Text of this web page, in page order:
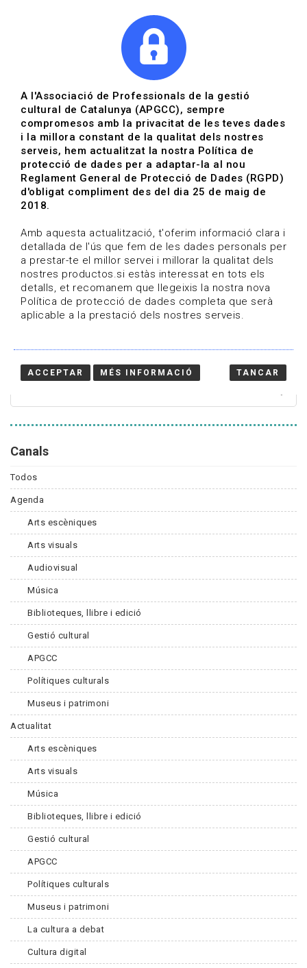
Actualitza't
Vols estar al dia?
HOME / BLOG
Estigues al dia
Convocatòries, activitats i notícies del sector de la
cultura.
Canals
Todos
Agenda
Arts escèniques
Arts visuals
Audiovisual
Música
Biblioteques, llibre i edició
Gestió cultural
APGCC
Polítiques culturals
Museus i patrimoni
Actualitat
Arts escèniques
Arts visuals
Música
Biblioteques, llibre i edició
Gestió cultural
APGCC
Polítiques culturals
Museus i patrimoni
La cultura a debat
Cultura digital
A l'Associació de Professionals de la gestió
cultural de Catalunya (APGCC), sempre
compromesos amb la privacitat de les teves dades
i la millora constant de la qualitat dels nostres
serveis, hem actualitzat la nostra Política de
protecció de dades per a adaptar-la al nou
Reglament General de Protecció de Dades (RGPD)
d'obligat compliment des del dia 25 de maig de
2018.
Amb aquesta actualització, t'oferim informació clara i
detallada de l'ús que fem de les dades personals per
a prestar-te el millor servei i millorar la qualitat dels
nostres productos.si estàs interessat en tots els
detalls, et recomanem que llegeixis la nostra nova
Política de protecció de dades completa que serà
aplicable a la prestació dels nostres serveis.
ACCEPTAR MÉS INFORMACIÓ TANCAR